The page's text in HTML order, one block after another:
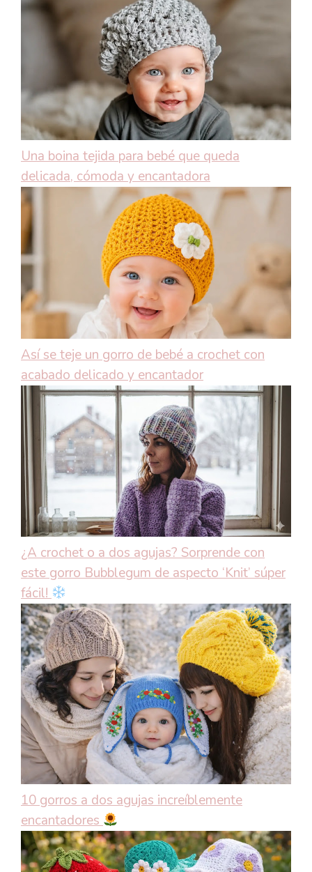
Una boina tejida para bebé que queda
delicada, cómoda y encantadora
Así se teje un gorro de bebé a crochet con
acabado delicado y encantador
¿A crochet o a dos agujas? Sorprende con
este gorro Bubblegum de aspecto ‘Knit’ súper
fácil!
10 gorros a dos agujas increíblemente
encantadores